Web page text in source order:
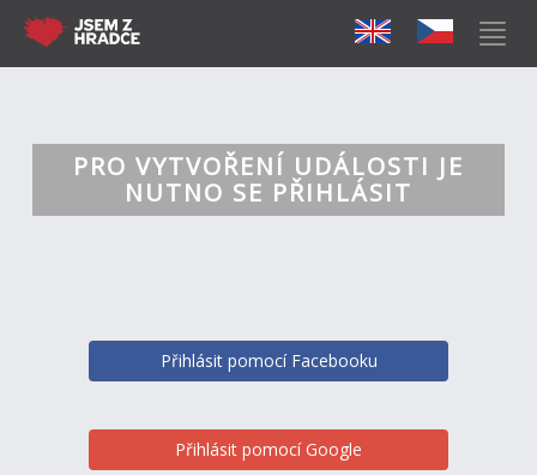
PRO VYTVOŘENÍ UDÁLOSTI JE
NUTNO SE PŘIHLÁSIT
Přihlásit pomocí Facebooku
Přihlásit pomocí Google